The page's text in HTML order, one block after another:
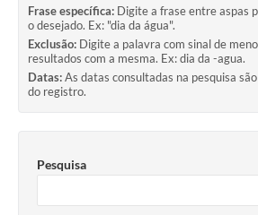
Frase específica: Digite a frase entre aspas
o desejado. Ex: "dia da água".
Exclusão: Digite a palavra com sinal de
resultados com a mesma. Ex: dia da -agua.
Datas:As datas consultadas na pesquisa
do registro.
Pesquisa